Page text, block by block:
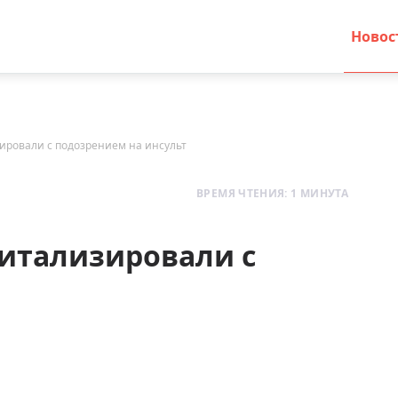
с подозрением на инсульт
ВРЕМЯ ЧТЕНИЯ: 1 МИНУТА
с